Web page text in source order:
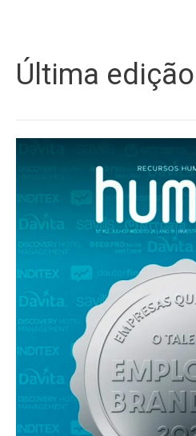
Última edição